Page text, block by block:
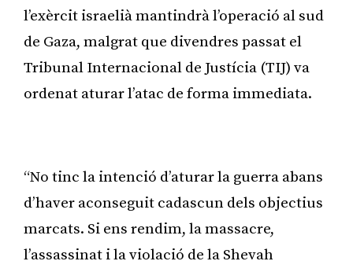
l’exèrcit israelià mantindrà l’operació al sud
de Gaza, malgrat que divendres passat el
Tribunal Internacional de Justícia (TIJ) va
ordenat aturar l’atac de forma immediata.
“No tinc la intenció d’aturar la guerra abans
d’haver aconseguit cadascun dels objectius
marcats. Si ens rendim, la massacre,
l’assassinat i la violació de la Shevah